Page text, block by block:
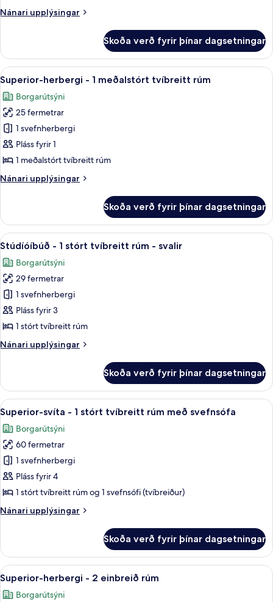
stórt
Nánari upplýsingar
Nánari
herbergi
1
stórt
tvíbreitt
rúm
Skoða verð fyrir þínar dagsetningar
Skoða
allar
myndir
fyrir
Superior-
herbergi
-
meðalstórt
Rúmföt af bestu gerð, dúnsængur,
6
Superior-herbergi - 1 meðalstórt tvíbreitt rúm
Borgarútsýni
25 fermetrar
1 svefnherbergi
Pláss fyrir 1
1 meðalstórt tvíbreitt rúm
Nánari upplýsingar
Nánari
herbergi
1
tvíbreitt
rúm
Skoða verð fyrir þínar dagsetningar
Skoða
allar
myndir
fyrir
Stúdíóíbúð
-
1
tvíbreitt
svalir
Stúdíóíbúð - 1 stórt tvíbreitt rúm -
8
Stúdíóíbúð - 1 stórt tvíbreitt rúm - svalir
Borgarútsýni
29 fermetrar
1 svefnherbergi
Pláss fyrir 3
1 stórt tvíbreitt rúm
Nánari upplýsingar
Nánari
-
stórt
tvíbreitt
rúm
svalir
Skoða verð fyrir þínar dagsetningar
Skoða
allar
myndir
fyrir
Superior-
svíta
-
stórt
með
svefnsófa
Rúmföt af bestu gerð, dúnsængur,
3
Superior-svíta - 1 stórt tvíbreitt rúm með svefnsófa
Borgarútsýni
60 fermetrar
1 svefnherbergi
Pláss fyrir 4
1 stórt tvíbreitt rúm og 1 svefnsófi (tvíbreiður)
Nánari upplýsingar
Nánari
svíta
1
stórt
tvíbreitt
Skoða verð fyrir þínar dagsetningar
Skoða
allar
Superior-herbergi - 2 einbreið rúm
6
Superior-herbergi - 2 einbreið rúm
Borgarútsýni